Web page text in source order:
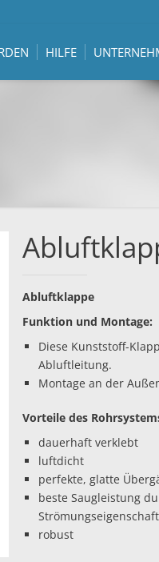
HILFE
Abluftklappe
Funktion und Montage:
Diese Kunststoff-
Abluftleitung.
Montage an der
Vorteile des
dauerhaft verklebt
luftdicht
perfekte, glatte
beste Saugleistung
robust